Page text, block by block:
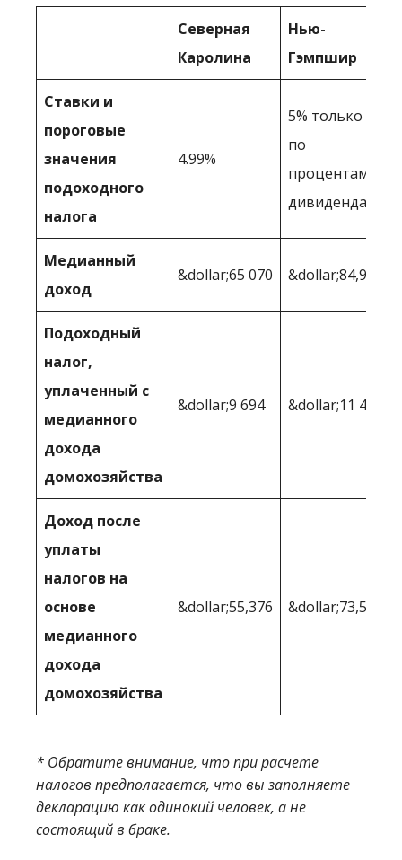
Северная
Каролина
Нью-
Гэмпшир
Ставки и
пороговые
значения
подоходного
налога
4.99%
5% только
по
процентам и
дивидендам
Медианный
доход
&dollar;65 070 &dollar;84,970
Подоходный
налог,
уплаченный с
медианного
дохода
домохозяйства
&dollar;9 694 &dollar;11 461
Доход после
уплаты
налогов на
основе
медианного
дохода
домохозяйства
&dollar;55,376 &dollar;73,509
* Обратите внимание, что при расчете
налогов предполагается, что вы заполняете
декларацию как одинокий человек, а не
состоящий в браке.